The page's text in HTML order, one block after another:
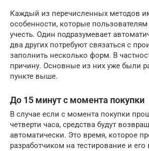
Каждый из перечисленных методов
особенности, которые
учесть. Один подразумевает
два других потребуют связаться с
заполнить несколько форм. В
причину. Основные из них уже были
пункте выше.
До 15 минут с момента покупки
В случае если с момента покупки
четверти часа, средства будут
автоматически. Это время, которое
разработчиком на тестирование и его